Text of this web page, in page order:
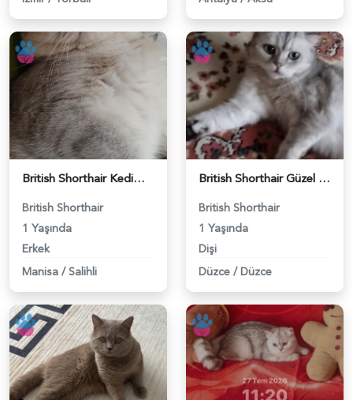
British Shorthair Kedimize eş arıyoruz - 118984628
British Shorthair
1 Yaşında
Erkek
Manisa / Salihli
British Shorthair Güzel kızımıza eş arıyoruz - 118984633
British Shorthair
1 Yaşında
Dişi
Düzce / Düzce